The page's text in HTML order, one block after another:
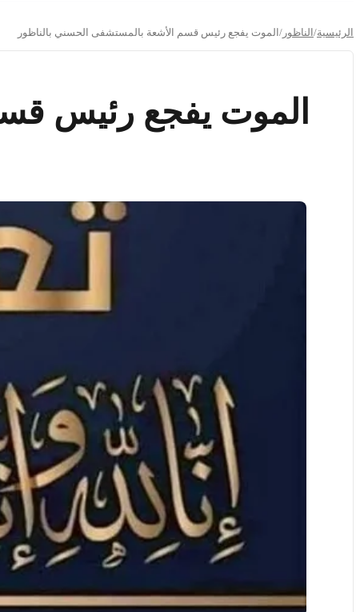
الرئيسية/ الناظور / الموت يفجع رئيس قسم الأشعة بالمستشفى الحسني بالناظور
الموت يفجع رئيس